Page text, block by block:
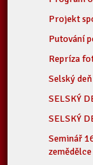
Projekt
Putování
Repríza
Selský
SELSKÝ
SELSKÝ
Seminář
zemědělce